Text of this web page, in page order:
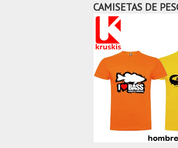
CAMISETAS DE